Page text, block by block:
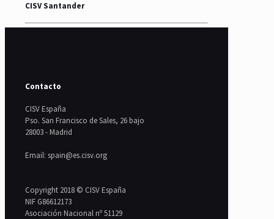
CISV Santander
Contacto
CISV España
Pso. San Francisco de Sales, 26 bajo
28003 - Madrid
Email: spain@es.cisv.org
Copyright 2018 © CISV España
NIF G86612173
Asociación Nacional nº 51129